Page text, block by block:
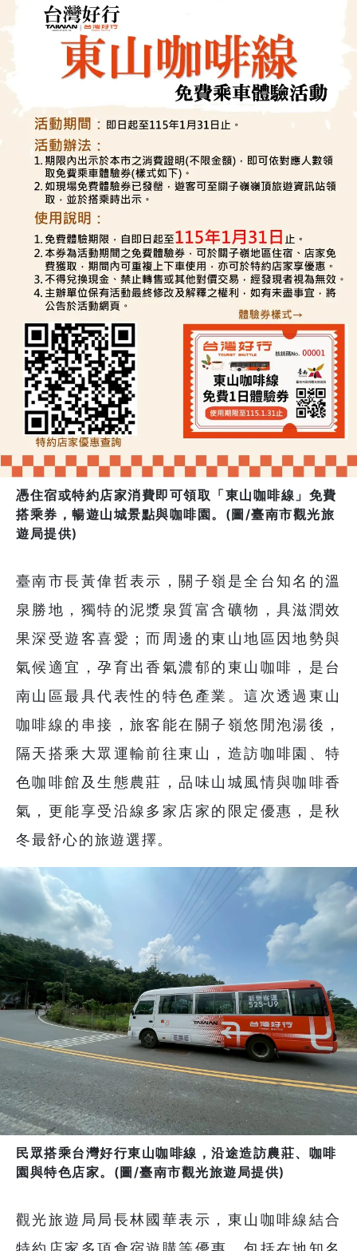
憑住宿或特約店家消費即可領取「東山咖啡線」免費
搭乘券，暢遊山城景點與咖啡園。(圖/臺南市觀光旅
遊局提供)
臺南市長黃偉哲表示，關子嶺是全台知名的溫
泉勝地，獨特的泥漿泉質富含礦物，具滋潤效
果深受遊客喜愛；而周邊的東山地區因地勢與
氣候適宜，孕育出香氣濃郁的東山咖啡，是台
南山區最具代表性的特色產業。這次透過東山
咖啡線的串接，旅客能在關子嶺悠閒泡湯後，
隔天搭乘大眾運輸前往東山，造訪咖啡園、特
色咖啡館及生態農莊，品味山城風情與咖啡香
氣，更能享受沿線多家店家的限定優惠，是秋
冬最舒心的旅遊選擇。
民眾搭乘台灣好行東山咖啡線，沿途造訪農莊、咖啡
園與特色店家。(圖/臺南市觀光旅遊局提供)
觀光旅遊局局長林國華表示，東山咖啡線結合